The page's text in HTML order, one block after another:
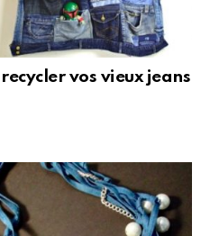
vos vieux jeans